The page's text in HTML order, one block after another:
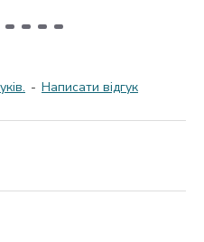
- Написати відгук